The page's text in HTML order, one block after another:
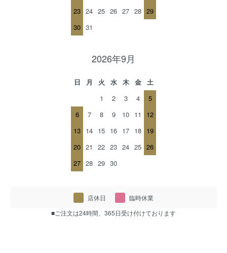
23 24 25 26 27 28 29
30 31
2026年9月
日 月 火 水 木 金
土
1
2 3 4
5
6
7 8 9 10 11
12
13 14 15 16 17 18 19
20 21 22 23 24 25 26
27 28 29 30
店休日
臨時休業
■ご注文は24時間、365日受け付けております